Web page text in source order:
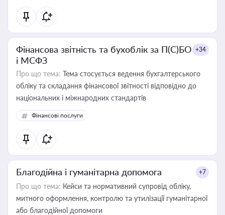
Фінансова звітність та бухоблік за П(С)БО
і МСФЗ
+34
Про що тема: Тема стосується ведення бухгалтерського
обліку та складання фінансової звітності відповідно до
національних і міжнародних стандартів
Фінансові послуги
Благодійна і гуманітарна допомога +7
Про що тема: Кейси та нормативний супровід обліку,
митного оформлення, контролю та утилізації гуманітарної
або благодійної допомоги